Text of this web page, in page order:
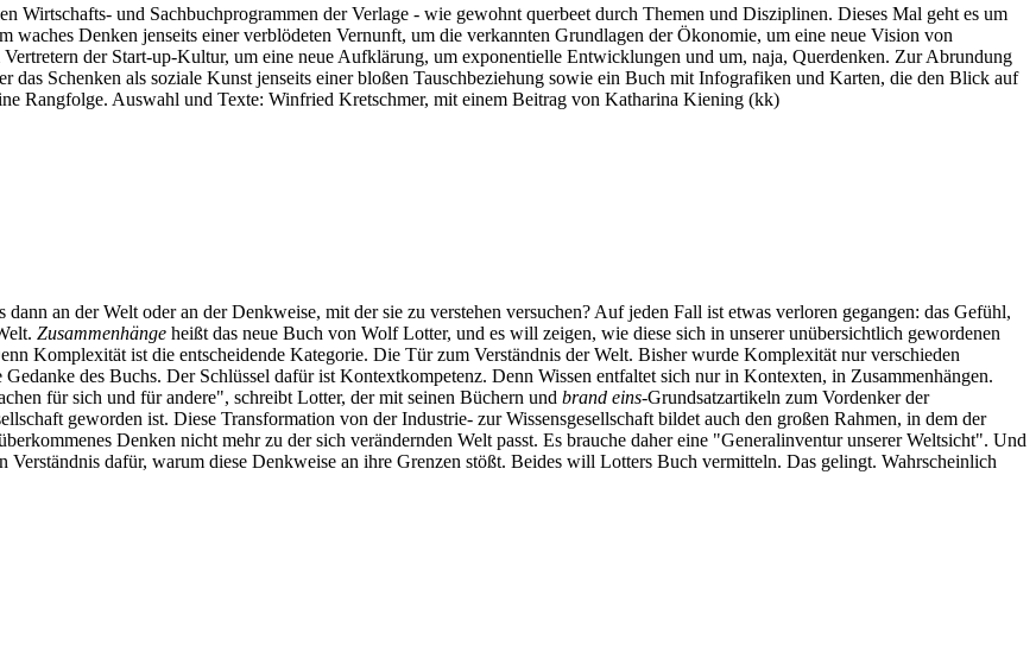
Wirtschafts- und Sachbuchprogrammen der Verlage - wie gewohnt querbeet durch Themen und Disziplinen. Dieses Mal geht es um
waches Denken jenseits einer verblödeten Vernunft, um die verkannten Grundlagen der Ökonomie, um eine neue Vision von
der Start-up-Kultur, um eine neue Aufklärung, um exponentielle Entwicklungen und um, naja, Querdenken. Zur Abrundung
Schenken als soziale Kunst jenseits einer bloßen Tauschbeziehung sowie ein Buch mit Infografiken und Karten, die den Blick auf
Rangfolge. Auswahl und Texte: Winfried Kretschmer, mit einem Beitrag von Katharina Kiening (kk)
an der Welt oder an der Denkweise, mit der sie zu verstehen versuchen? Auf jeden Fall ist etwas verloren gegangen: das Gefühl,
Zusammenhänge heißt das neue Buch von Wolf Lotter, und es will zeigen, wie diese sich in unserer unübersichtlich gewordenen
Komplexität ist die entscheidende Kategorie. Die Tür zum Verständnis der Welt. Bisher wurde Komplexität nur verschieden
des Buchs. Der Schlüssel dafür ist Kontextkompetenz. Denn Wissen entfaltet sich nur in Kontexten, in Zusammenhängen.
für sich und für andere", schreibt Lotter, der mit seinen Büchern und brand eins-Grundsatzartikeln zum Vordenker der
geworden ist. Diese Transformation von der Industrie- zur Wissensgesellschaft bildet auch den großen Rahmen, in dem der
Denken nicht mehr zu der sich verändernden Welt passt. Es brauche daher eine "Generalinventur unserer Weltsicht". Und
Verständnis dafür, warum diese Denkweise an ihre Grenzen stößt. Beides will Lotters Buch vermitteln. Das gelingt. Wahrscheinlich